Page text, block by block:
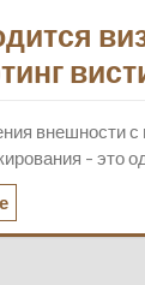
внешности
- это